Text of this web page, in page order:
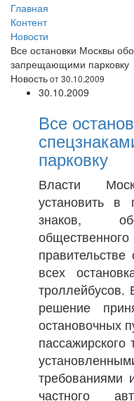
Главная
Контент
Новости
Все остановки Москвы
запрещающими парковку
Новостьот 30.10.2009
30.10.2009
Все
парковку
Власти
установить
знаков,
всех
троллейбусов.
решение
остановочных
пассажирского
требованиями
частного